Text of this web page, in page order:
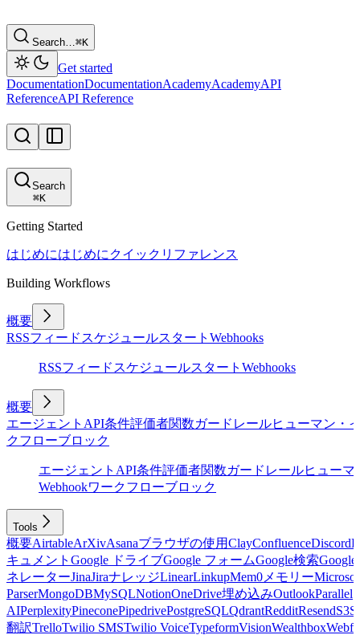
Search…⌘K
Get started
DocumentationDocumentationAcademyAcademyAPI
ReferenceAPI Reference
Search
⌘K
Getting Started
はじめにはじめに クイックリファレンス
Building Workflows
概要
RSSフィード スケジュールスタート Webhooks
RSSフィード スケジュールスタート Webhooks
概要
エージェント API条件評価者関数ガードレールヒューマン・
クフローブロック
エージェント API条件評価者関数ガードレールヒュー
Webhookワークフローブロック
Tools
概要AirtableArXivAsanaブラウザの使用ClayConfluenceDiscord
キュメント Google ドライブGoogle フォームGoogle検索
ネレーターJinaJiraナレッジLinearLinkupMem0 メモリー
ParserMongoDBMySQLNotionOneDrive埋め込みOutlookParallel
AIPerplexityPineconePipedrivePostgreSQLQdrantRedditResendS3
翻訳TrelloTwilio SMSTwilio VoiceTypeformVisionWealthbox